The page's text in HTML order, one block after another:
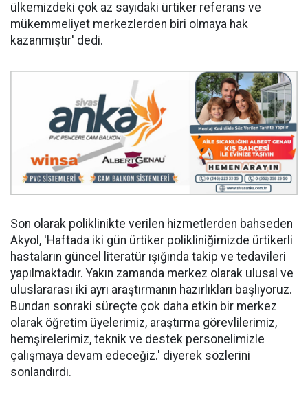
ülkemizdeki çok az sayıdaki ürtiker referans ve
mükemmeliyet merkezlerden biri olmaya hak
kazanmıştır' dedi.
Son olarak poliklinikte verilen hizmetlerden bahseden
Akyol, 'Haftada iki gün ürtiker polikliniğimizde ürtikerli
hastaların güncel literatür ışığında takip ve tedavileri
yapılmaktadır. Yakın zamanda merkez olarak ulusal ve
uluslararası iki ayrı araştırmanın hazırlıkları başlıyoruz.
Bundan sonraki süreçte çok daha etkin bir merkez
olarak öğretim üyelerimiz, araştırma görevlilerimiz,
hemşirelerimiz, teknik ve destek personelimizle
çalışmaya devam edeceğiz.' diyerek sözlerini
sonlandırdı.